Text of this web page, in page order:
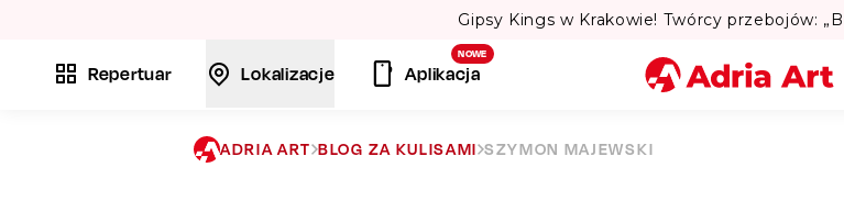
Repertuar Lokalizacje
NOWE
Aplikacja
ADRIA ART BLOG ZA KULISAMI SZYMON MAJEWSKI